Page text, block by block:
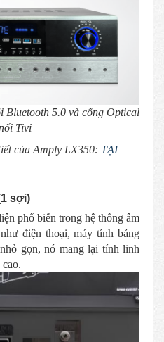
Bluetooth 5.0 và cổng Optical
Tivi
của Amply LX350: TẠI
sợi)
phổ biến trong hệ thống âm
điện thoại, máy tính bảng
gọn, nó mang lại tính linh